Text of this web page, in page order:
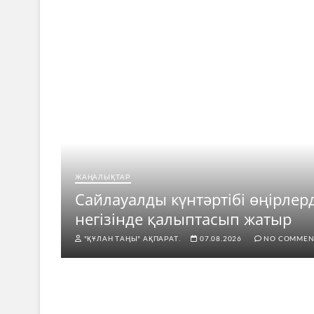
ЖАҢАЛЫҚТАР
Сайлауалды күнтәртібі
негізінде қалыптасып жатыр
"ҚҰЛАН ТАҢЫ" АҚПАРАТ. 07.08.2026 NO